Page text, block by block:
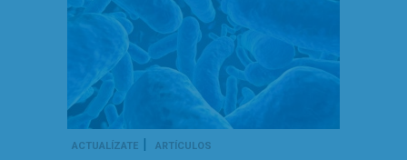
ACTUALÍZATE | ARTÍCULOS